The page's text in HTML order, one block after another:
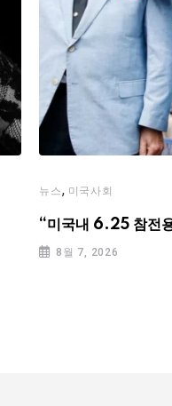
뉴스, 미국사회
“미국내 6.25 참전
8월 7, 2026